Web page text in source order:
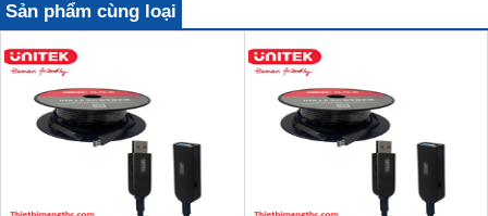
Sản phẩm cùng loại